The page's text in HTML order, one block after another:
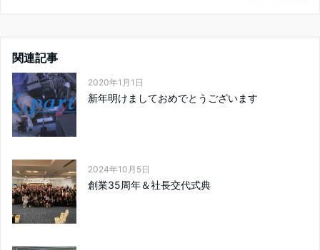
関連記事
2020年1月1日
新年明けましておめでとうございます
2024年10月5日
創業35周年＆社長交代式典